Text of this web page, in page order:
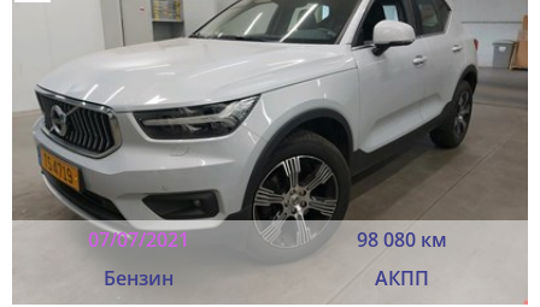
07/07/2021
98 080 км
Бензин
АКПП